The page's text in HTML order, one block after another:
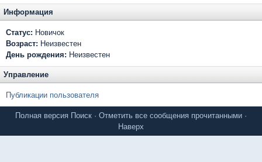
Информация
Статус: Новичок
Возраст: Неизвестен
День рождения: Неизвестен
Управление
Публикации пользователя
Полная версия Поиск · Отметить все сообщения прочитанными ·
Наверх